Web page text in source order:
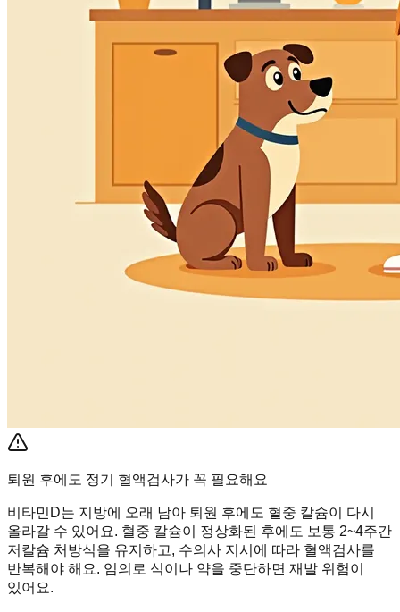
퇴원 후에도 정기 혈액검사가 꼭 필요해요
비타민D는 지방에 오래 남아 퇴원 후에도 혈중 칼슘이 다시
올라갈 수 있어요. 혈중 칼슘이 정상화된 후에도 보통 2~4주간
저칼슘 처방식을 유지하고, 수의사 지시에 따라 혈액검사를
반복해야 해요. 임의로 식이나 약을 중단하면 재발 위험이
있어요.